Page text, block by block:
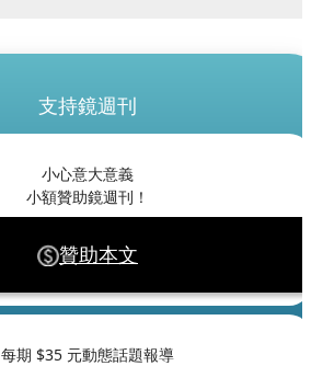
支持鏡週刊
小心意大意義
小額贊助鏡週刊！
贊助本文
每期 $35 元動態話題報導